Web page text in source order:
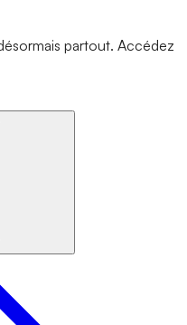
partout. Accédez